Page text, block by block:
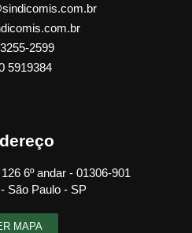
2599
5919384
6º andar - 01306-901
São Paulo - SP
MAPA